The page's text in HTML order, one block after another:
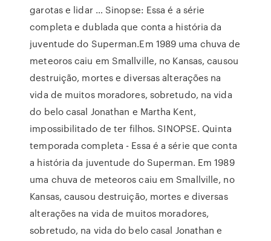
garotas e lidar … Sinopse: Essa é a série
completa e dublada que conta a história da
juventude do Superman.Em 1989 uma chuva de
meteoros caiu em Smallville, no Kansas, causou
destruição, mortes e diversas alterações na
vida de muitos moradores, sobretudo, na vida
do belo casal Jonathan e Martha Kent,
impossibilitado de ter filhos. SINOPSE. Quinta
temporada completa - Essa é a série que conta
a história da juventude do Superman. Em 1989
uma chuva de meteoros caiu em Smallville, no
Kansas, causou destruição, mortes e diversas
alterações na vida de muitos moradores,
sobretudo, na vida do belo casal Jonathan e